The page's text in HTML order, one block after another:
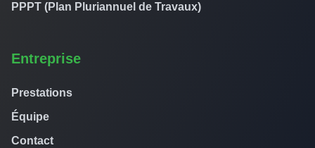
PPPT (Plan Pluriannuel de Travaux)
Entreprise
Prestations
Équipe
Contact